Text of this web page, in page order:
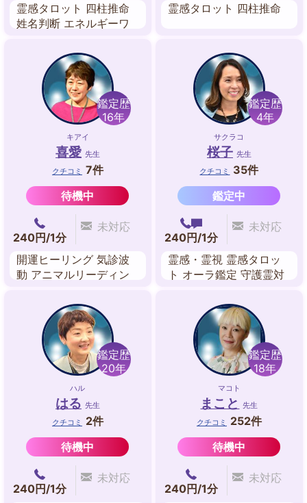
霊感タロット 四柱推命
姓名判断 エネルギーワ
霊感タロット 四柱推命
鑑定歴
16年
キアイ
喜愛 先生
クチコミ 7件
待機中
240円/1分
未対応
開運ヒーリング 気診波
動 アニマルリーディン
ャクラ調整 守護龍占い
鑑定歴
4年
サクラコ
桜子 先生
クチコミ
35件
鑑定中
240円/1分
未対応
霊感・霊視 霊感タロッ
ト オーラ鑑定 守護霊対
鑑定歴
20年
ハル
はる 先生
クチコミ
2件
待機中
240円/1分
未対応
鑑定歴
18年
マコト
まこと 先生
クチコミ
252件
待機中
240円/1分
未対応